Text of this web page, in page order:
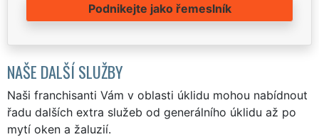
Podnikejte jako řemeslník
NAŠE DALŠÍ SLUŽBY
Naši franchisanti Vám v oblasti úklidu mohou nabídnout
řadu dalších extra služeb od generálního úklidu až po
mytí oken a žaluzií.